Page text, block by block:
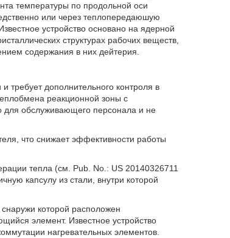
температуры по продольной оси
или через теплопередаюшую
устройство основано на ядерной
структурах рабочих веществ,
содержания в них дейтерия.
требует дополнительного контроля в
реакционной зоны с
для обслуживающего персонала и не
что снижает эффективности работы
тепла (см. Pub. No.: US 20140326711
капсулу из стали, внутри которой
которой расположен
элемент. Известное устройство
нагревательных элементов.